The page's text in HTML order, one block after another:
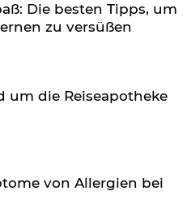
Die besten Tipps, um
zu versüßen
um die Reiseapotheke
von Allergien bei